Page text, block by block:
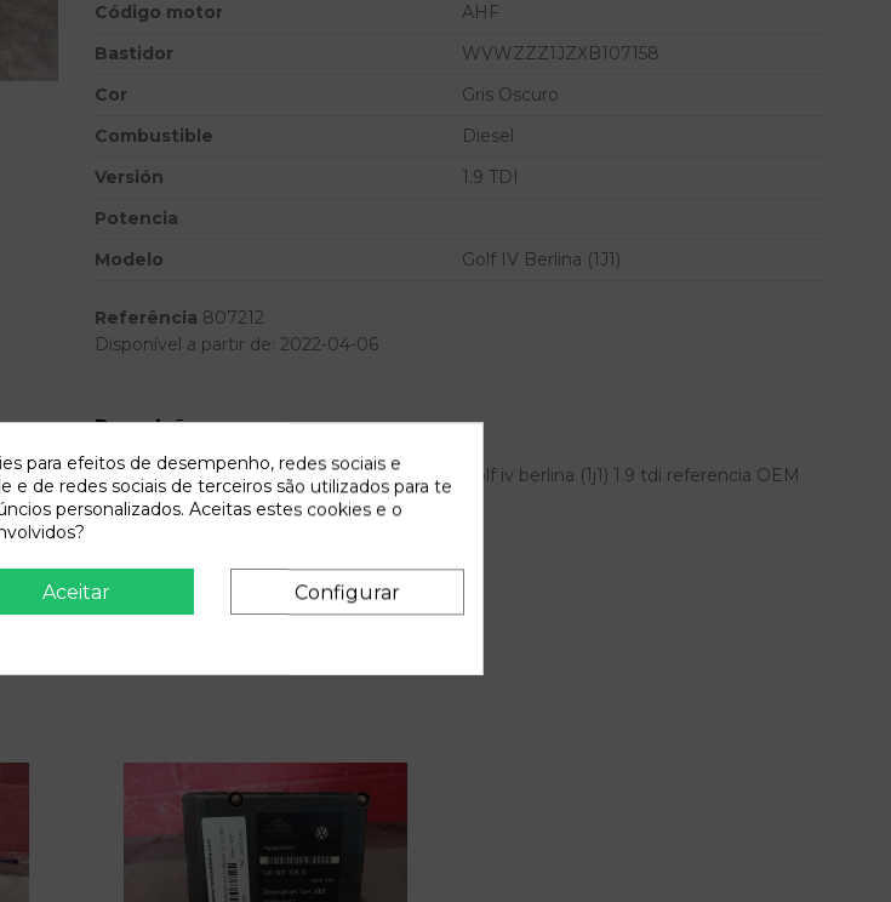
Código motor
AHF
Bastidor
WVWZZZ1JZXB107158
Cor
Gris Oscuro
Combustible
Diesel
Versión
1.9 TDI
Potencia
Modelo
Golf IV Berlina (1J1)
Referência 807212
Disponível a partir de: 2022-04-06
Descrição
Recambio de anillo airbag para volkswagen golf iv berlina (1j1) 1.9 tdi referencia OEM
IAM 1J0959653
para efeitos de desempenho, redes sociais e
e de redes sociais de terceiros são utilizados para te
personalizados. Aceitas estes cookies e o
Aceitar Configurar